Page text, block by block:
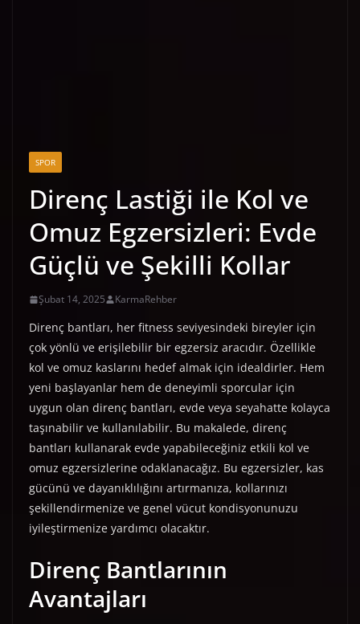
SPOR
Direnç Lastiği ile Kol ve
Omuz Egzersizleri: Evde
Güçlü ve Şekilli Kollar
Şubat 14, 2025 KarmaRehber
Direnç bantları, her fitness seviyesindeki bireyler için
çok yönlü ve erişilebilir bir egzersiz aracıdır. Özellikle
kol ve omuz kaslarını hedef almak için idealdirler. Hem
yeni başlayanlar hem de deneyimli sporcular için
uygun olan direnç bantları, evde veya seyahatte kolayca
taşınabilir ve kullanılabilir. Bu makalede, direnç
bantları kullanarak evde yapabileceğiniz etkili kol ve
omuz egzersizlerine odaklanacağız. Bu egzersizler, kas
gücünü ve dayanıklılığını artırmanıza, kollarınızı
şekillendirmenize ve genel vücut kondisyonunuzu
iyileştirmenize yardımcı olacaktır.
Direnç Bantlarının
Avantajları